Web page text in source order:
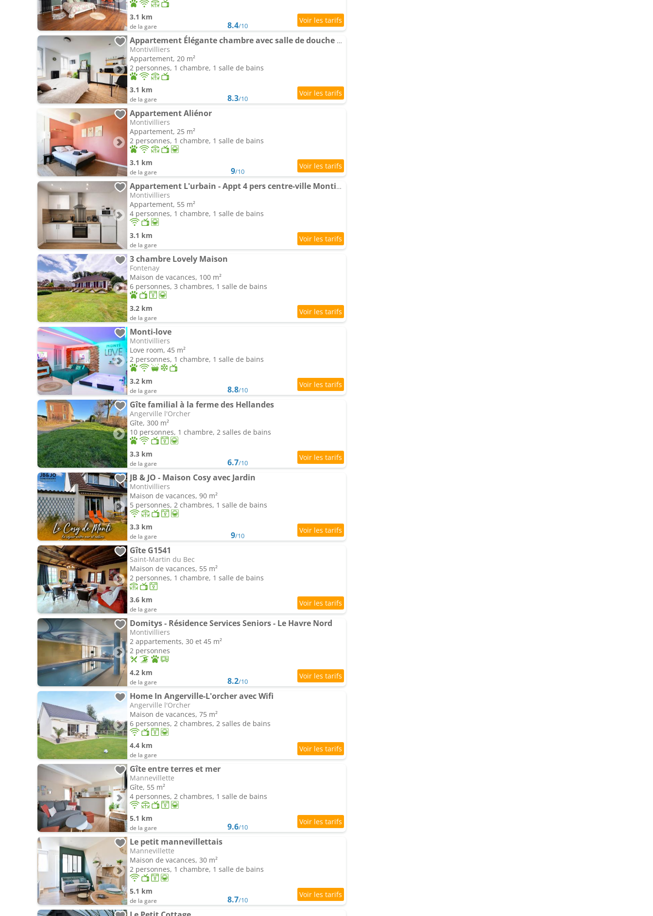
3.1 km
de la gare 8.4/10
Appartement Élégante chambre avec salle de douche privative
Montivilliers
Appartement, 20 m²
2 personnes, 1 chambre, 1 salle de bains
3.1 km
de la gare 8.3/10
Appartement Aliénor
Montivilliers
Appartement, 25 m²
2 personnes, 1 chambre, 1 salle de bains
3.1 km
de la gare 9/10
Appartement L'urbain - Appt 4 pers centre-ville Montivilliers
Montivilliers
Appartement, 55 m²
4 personnes, 1 chambre, 1 salle de bains
3.1 km
de la gare
3 chambre Lovely Maison
Fontenay
Maison de vacances, 100 m²
6 personnes, 3 chambres, 1 salle de bains
3.2 km
de la gare
Monti-love
Montivilliers
Love room, 45 m²
2 personnes, 1 chambre, 1 salle de bains
3.2 km
de la gare 8.8/10
Gîte familial à la ferme des Hellandes
Angerville l'Orcher
Gîte, 300 m²
10 personnes, 1 chambre, 2 salles de bains
3.3 km
de la gare 6.7/10
JB & JO - Maison Cosy avec Jardin
Montivilliers
Maison de vacances, 90 m²
5 personnes, 2 chambres, 1 salle de bains
3.3 km
de la gare 9/10
Gîte G1541
Saint-Martin du Bec
Maison de vacances, 55 m²
2 personnes, 1 chambre, 1 salle de bains
3.6 km
de la gare
Domitys - Résidence Services Seniors - Le Havre Nord
Montivilliers
2 appartements, 30 et 45 m²
2 personnes
4.2 km
de la gare 8.2/10
Home In Angerville-L'orcher avec Wifi
Angerville l'Orcher
Maison de vacances, 75 m²
6 personnes, 2 chambres, 2 salles de bains
4.4 km
de la gare
Gîte entre terres et mer
Mannevillette
Gîte, 55 m²
4 personnes, 2 chambres, 1 salle de bains
5.1 km
de la gare 9.6/10
Le petit mannevillettais
Mannevillette
Maison de vacances, 30 m²
2 personnes, 1 chambre, 1 salle de bains
5.1 km
de la gare 8.7/10